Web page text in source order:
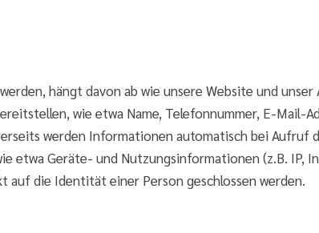
hängt davon ab wie unsere Website und
wie etwa Name, Telefonnummer, E-Mail-
werden Informationen automatisch bei Aufruf
etwa Geräte- und Nutzungsinformationen (z.B. IP,
auf die Identität einer Person geschlossen werden.